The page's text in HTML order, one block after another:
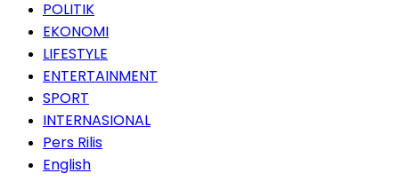
POLITIK
EKONOMI
LIFESTYLE
ENTERTAINMENT
SPORT
INTERNASIONAL
Pers Rilis
English